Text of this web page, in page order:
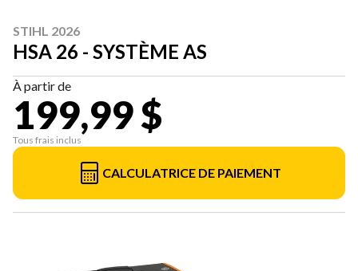
STIHL 2026
HSA 26 - SYSTÈME AS
À partir de
199,99 $
Tous frais inclus
CALCULATRICE DE PAIEMENT